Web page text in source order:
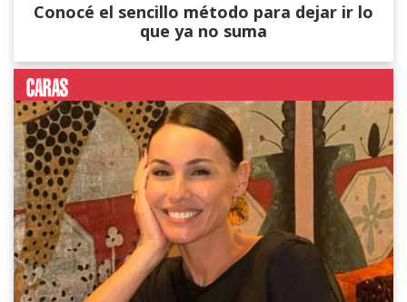
Conocé el sencillo método para dejar ir lo
que ya no suma